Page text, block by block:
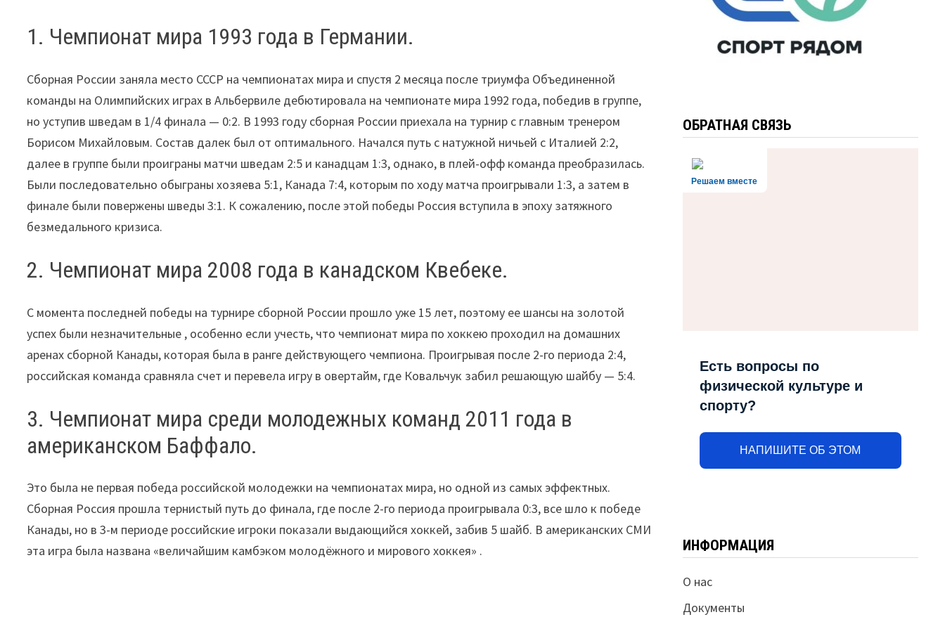
1. Чемпионат мира 1993 года в Германии.
Сборная России заняла место СССР на чемпионатах мира и спустя 2 месяца после триумфа Объединенной
команды на Олимпийских играх в Альбервиле дебютировала на чемпионате мира 1992 года, победив в группе,
но уступив шведам в 1/4 финала — 0:2. В 1993 году сборная России приехала на турнир с главным тренером
Борисом Михайловым. Состав далек был от оптимального. Начался путь с натужной ничьей с Италией 2:2,
далее в группе были проиграны матчи шведам 2:5 и канадцам 1:3, однако, в плей-офф команда преобразилась.
Были последовательно обыграны хозяева 5:1, Канада 7:4, которым по ходу матча проигрывали 1:3, а затем в
финале были повержены шведы 3:1. К сожалению, после этой победы Россия вступила в эпоху затяжного
безмедального кризиса.
2. Чемпионат мира 2008 года в канадском Квебеке.
С момента последней победы на турнире сборной России прошло уже 15 лет, поэтому ее шансы на золотой
успех были незначительные , особенно если учесть, что чемпионат мира по хоккею проходил на домашних
аренах сборной Канады, которая была в ранге действующего чемпиона. Проигрывая после 2-го периода 2:4,
российская команда сравняла счет и перевела игру в овертайм, где Ковальчук забил решающую шайбу — 5:4.
3. Чемпионат мира среди молодежных команд 2011 года в
американском Баффало.
Это была не первая победа российской молодежки на чемпионатах мира, но одной из самых эффектных.
Сборная Россия прошла тернистый путь до финала, где после 2-го периода проигрывала 0:3, все шло к победе
Канады, но в 3-м периоде российские игроки показали выдающийся хоккей, забив 5 шайб. В американских СМИ
эта игра была названа «величайшим камбэком молодёжного и мирового хоккея» .
ОБРАТНАЯ СВЯЗЬ
Решаем вместе
Есть вопросы по
физической культуре и
спорту?
НАПИШИТЕ ОБ ЭТОМ
ИНФОРМАЦИЯ
О нас
Документы